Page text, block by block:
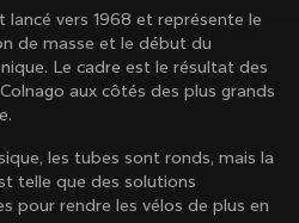
lancé vers 1968 et représente le
de masse et le début du
Le cadre est le résultat des
aux côtés des plus grands
les tubes sont ronds, mais la
telle que des solutions
pour rendre les vélos de plus en
nouvelles de Colnago
hebdomadaire